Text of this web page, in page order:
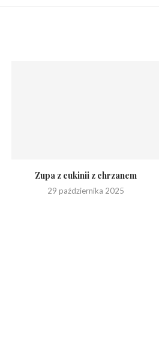
Zupa z cukinii z chrzanem
29 października 2025